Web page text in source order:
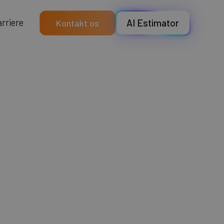
rriere Kontakt os AI Estimator